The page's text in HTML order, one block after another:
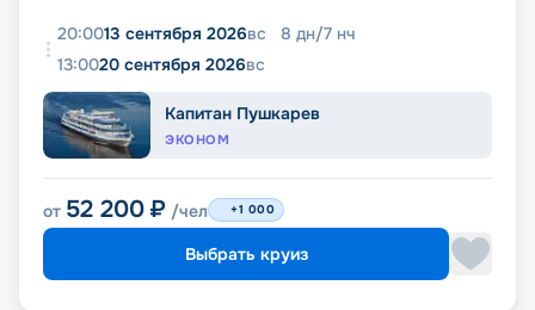
20:0013 сентября 2026вс 8 дн/7 нч
13:0020 сентября 2026вс
Капитан Пушкарев
ЭКОНОМ
от 52 200 ₽ /чел +1 000
Выбрать круиз